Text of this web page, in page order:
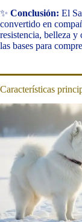
✨ Conclusión: El
convertido en
resistencia, belleza y
las bases para
Características